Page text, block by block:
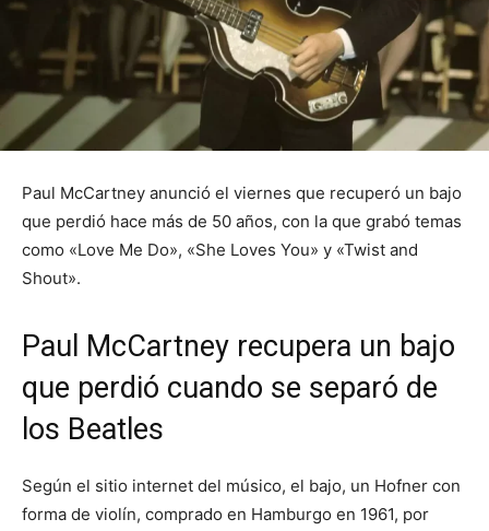
Paul McCartney anunció el viernes que recuperó un bajo
que perdió hace más de 50 años, con la que grabó temas
como «Love Me Do», «She Loves You» y «Twist and
Shout».
Paul McCartney recupera un bajo
que perdió cuando se separó de
los Beatles
Según el sitio internet del músico, el bajo, un Hofner con
forma de violín, comprado en Hamburgo en 1961, por